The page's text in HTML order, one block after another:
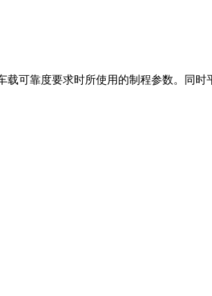
可靠度要求时所使用的制程参数。同时